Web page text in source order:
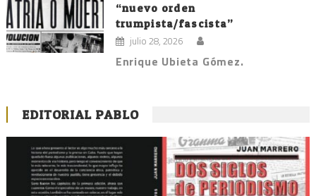
“nuevo orden
trumpista/fascista”
julio 28, 2026
Enrique Ubieta Gómez.
EDITORIAL PABLO